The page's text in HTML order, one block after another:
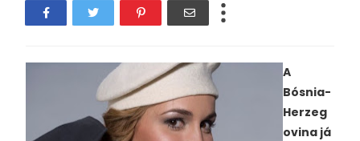
A
Bósnia-
Herzeg
ovina já